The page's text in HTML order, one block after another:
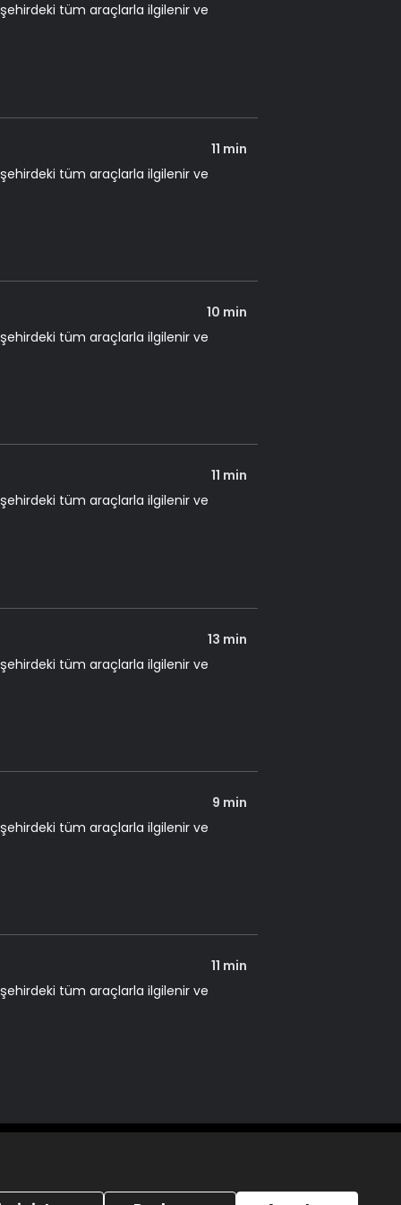
tüm araçlarla ilgilenir ve
11 min
tüm araçlarla ilgilenir ve
10 min
tüm araçlarla ilgilenir ve
11 min
tüm araçlarla ilgilenir ve
13 min
tüm araçlarla ilgilenir ve
9 min
tüm araçlarla ilgilenir ve
11 min
tüm araçlarla ilgilenir ve